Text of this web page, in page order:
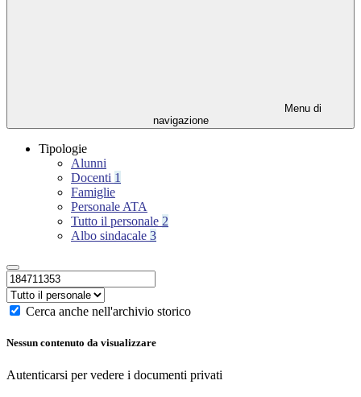
Menu di
navigazione
Tipologie
Alunni
Docenti 1
Famiglie
Personale ATA
Tutto il personale 2
Albo sindacale 3
Cerca anche nell'archivio storico
Nessun contenuto da visualizzare
Autenticarsi per vedere i documenti privati